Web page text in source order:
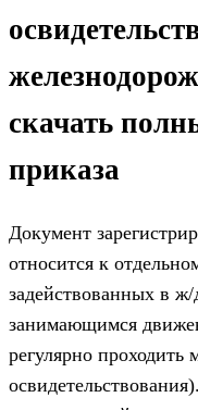
скачать
приказа
Документ
относится к
задействованных в
занимающимся
регулярно